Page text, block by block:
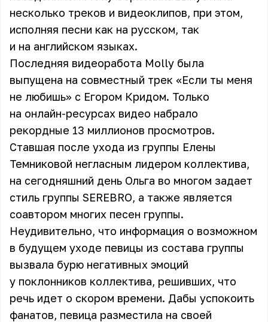
несколько треков и видеоклипов, при этом,
исполняя песни как на русском, так
и на английском языках.
Последняя видеоработа Molly была
выпущена на совместный трек «Если ты меня
не любишь» с Егором Кридом. Только
на онлайн-ресурсах видео набрало
рекордные 13 миллионов просмотров.
Ставшая после ухода из группы Елены
Темниковой негласным лидером коллектива,
на сегодняшний день Ольга во многом задает
стиль группы SEREBRO, а также является
соавтором многих песен группы.
Неудивительно, что информация о возможном
в будущем уходе певицы из состава группы
вызвала бурю негативных эмоций
у поклонников коллектива, решивших, что
речь идет о скором времени. Дабы успокоить
фанатов, певица разместила на своей